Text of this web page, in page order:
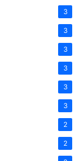
3
3
3
3
3
3
2
2